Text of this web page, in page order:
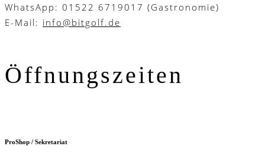
WhatsApp: 01522 6719017 (Gastronomie)
E-Mail: info@bitgolf.de
Öffnungszeiten
ProShop / Sekretariat